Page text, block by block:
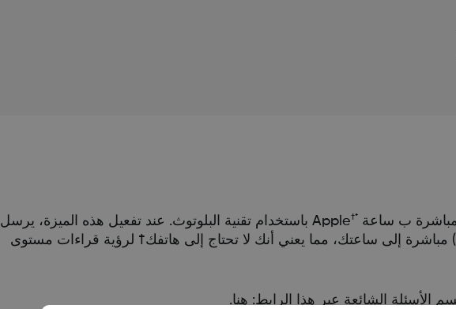
*†
Apple باستخدام تقنية البلوتوث. عند تفعيل هذه الميزة، يرسل
المستشعر بيانات نظام المراقبة المستمرة لسكر الدم (CGM) مباشرة إلى ساعتك، مما يعني أنك لا تحتاج إلى هاتفك† لرؤية قراءات مستوى
هنا.